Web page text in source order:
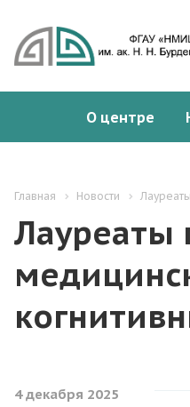
О центре
Главная Новости
Лауреаты
4 декабря 2025